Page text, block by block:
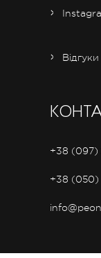
Відгуки
+38 (097)
+38 (050)